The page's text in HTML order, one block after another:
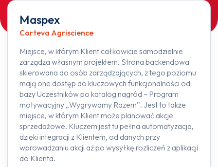
Maspex
Corteva Agriscience
Miejsce, w którym Klient całkowicie samodzielnie
zarządza własnym projektem. Strona backendowa
skierowana do osób zarządzających, z tego poziomu
mają one dostęp do kluczowych funkcjonalności od
bazy Uczestników po katalog nagród – Program
motywacyjny „Wygrywamy Razem”. Jest to także
miejsce, w którym Klient może planować akcje
sprzedażowe. Kluczem jest tu pełna automatyzacja,
dzięki integracji z Klientem, od danych przy
wprowadzaniu akcji aż po wysyłkę rozliczeń z aplikacji
do Klienta.